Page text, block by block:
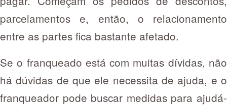
parcelamentos e, então, o relacionamento
entre as partes fica bastante afetado.
Se o franqueado está com muitas dívidas, não
há dúvidas de que ele necessita de ajuda, e o
franqueador pode buscar medidas para ajudá-